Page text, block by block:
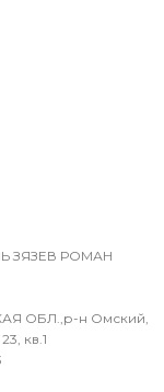
ТРУБ (ГАЗ)
ЗЯЗЕВ РОМАН
ОБЛ.,р-н Омский,
кв.1